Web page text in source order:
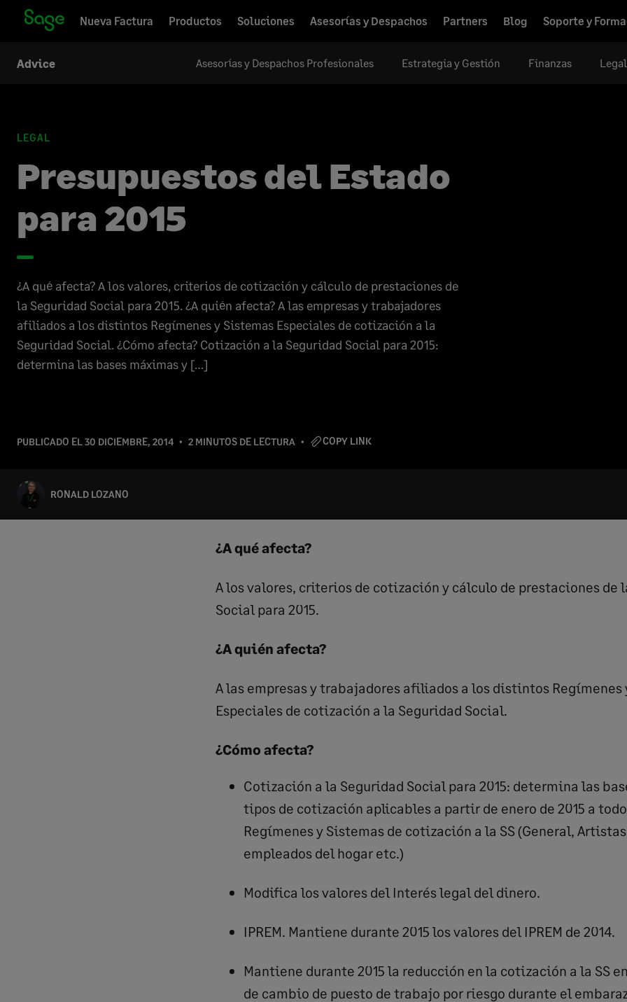
Nueva Factura
Productos Soluciones Asesorías y Despachos Partners Blog Soporte y
Advice Asesorías y Despachos Profesionales Estrategia y Gestión Finanzas Legal
LEGAL
Presupuestos del Estado
para 2015
​​¿A qué afecta? A los valores, criterios de cotización y cálculo de prestaciones de
la Seguridad Social para 2015. ¿A quién afecta? A las empresas y trabajadores
afiliados a los distintos Regímenes y Sistemas Especiales de cotización a la
Seguridad Social. ¿Cómo afecta? Cotización a la Seguridad Social para 2015:
determina las bases máximas y […]
PUBLICADO EL30 DICIEMBRE, 2014 2 MINUTOS DE LECTURA COPY LINK
RONALD LOZANO
¿A qué afecta?
A los valores, criterios de cotización y cálculo de prestaciones de
Social para 2015.
¿A quién afecta?
A las empresas y trabajadores afiliados a los distintos Regímenes
Especiales de cotización a la Seguridad Social.
¿Cómo afecta?
Cotización a la Seguridad Social para 2015: determina las
tipos de cotización aplicables a partir de enero de 2015 a
Regímenes y Sistemas de cotización a la SS (General,
empleados del hogar etc.)
Modifica los valores del Interés legal del dinero.
IPREM. Mantiene durante 2015 los valores del IPREM de 2014.
Mantiene durante 2015 la reducción en la cotización a la SS
de cambio de puesto de trabajo por riesgo durante el